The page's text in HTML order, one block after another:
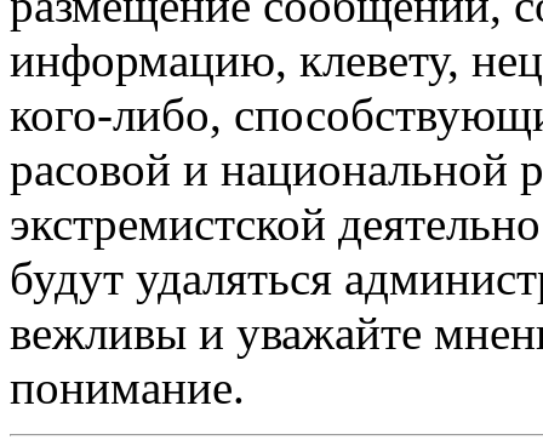
информацию, клевету,
кого-либо,
расовой и национальной
экстремистской
будут удаляться
вежливы и уважайте
понимание.